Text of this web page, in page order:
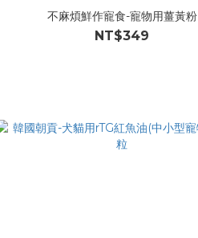
不麻煩鮮作寵食-寵物用薑黃粉
NT$349